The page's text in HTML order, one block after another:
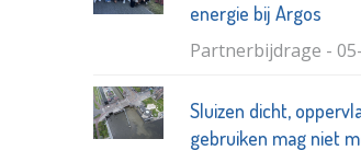
energie bij Argos
Partnerbijdrage -
Sluizen dicht,
gebruiken mag niet